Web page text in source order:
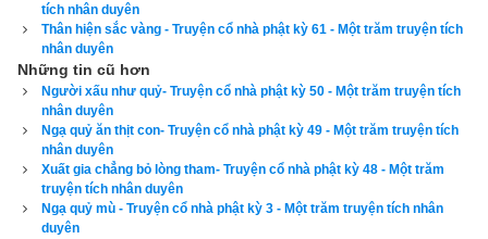
Khiến được đắc quả Phật.
Trừ sạch các phiền não,
Vượt qua biển sinh tử.
Nay nhờ ân đức Phật,
Vĩnh viễn lìa ác đạo.
tích nhân duyên
Thân hiện sắc vàng - Truyện cổ nhà phật kỳ 61 - Một trăm truyện tích
nhân duyên
Những tin cũ hơn
Người xấu như quỷ- Truyện cổ nhà phật kỳ 50 - Một trăm truyện tích
nhân duyên
Ngạ quỷ ăn thịt con- Truyện cổ nhà phật kỳ 49 - Một trăm truyện tích
nhân duyên
Xuất gia chẳng bỏ lòng tham- Truyện cổ nhà phật kỳ 48 - Một trăm
truyện tích nhân duyên
Ngạ quỷ mù - Truyện cổ nhà phật kỳ 3 - Một trăm truyện tích nhân
duyên